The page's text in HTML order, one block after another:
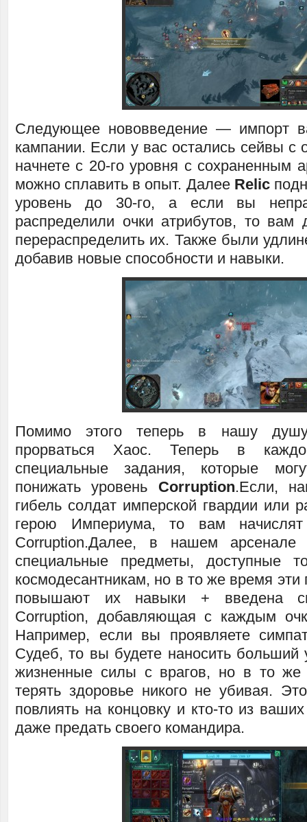
Следующее нововведение — импорт
кампании. Если у вас остались сейвы с
начнете с 20-го уровня с сохраненным
можно сплавить в опыт. Далее Relic
уровень до 30-го, а если вы
распределили очки атрибутов, то вам
перераспределить их. Также были
добавив новые способности и навыки.
Помимо этого теперь в нашу душу
прорваться Хаос. Теперь в
специальные задания, которые
понижать уровень Corruption.Если,
гибель солдат имперской гвардии или
герою Империума, то вам начислят
Corruption.Далее, в нашем арсенале
специальные предметы, доступные
космодесантникам, но в то же время эти
повышают их навыки + введена
Corruption, добавляющая с каждым
Например, если вы проявляете
Судеб, то вы будете наносить больший
жизненные силы с врагов, но в то же
терять здоровье никого не убивая.
повлиять на концовку и кто-то из
даже предать своего командира.